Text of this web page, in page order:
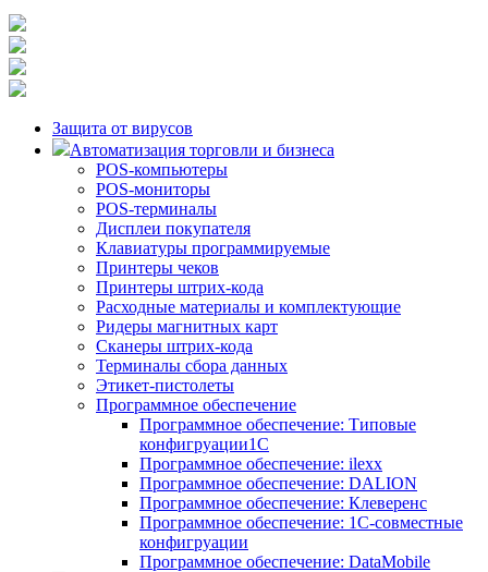
Защита от вирусов
Автоматизация торговли и бизнеса
POS-компьютеры
POS-мониторы
POS-терминалы
Дисплеи покупателя
Клавиатуры программируемые
Принтеры чеков
Принтеры штрих-кода
Расходные материалы и комплектующие
Ридеры магнитных карт
Сканеры штрих-кода
Терминалы сбора данных
Этикет-пистолеты
Программное обеспечение
Программное обеспечение: Типовые
конфигруации1С
Программное обеспечение: ilexx
Программное обеспечение: DALION
Программное обеспечение: Клеверенс
Программное обеспечение: 1С-совместные
конфигруации
Программное обеспечение: DataMobile